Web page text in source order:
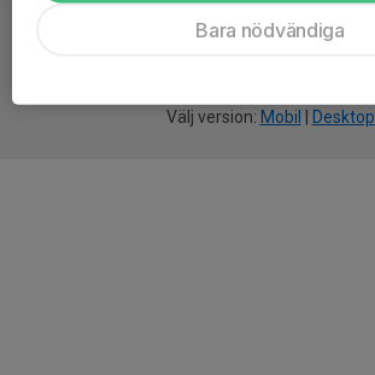
Välj version: Mobil Desktop
Bara nödvändiga